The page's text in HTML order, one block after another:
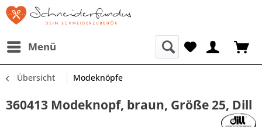
Menü
Übersicht Modeknöpfe
360413 Modeknopf, braun, Größe 25, Dill